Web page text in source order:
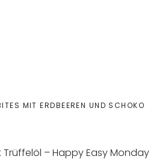
MIT ERDBEEREN UND SCHOKO